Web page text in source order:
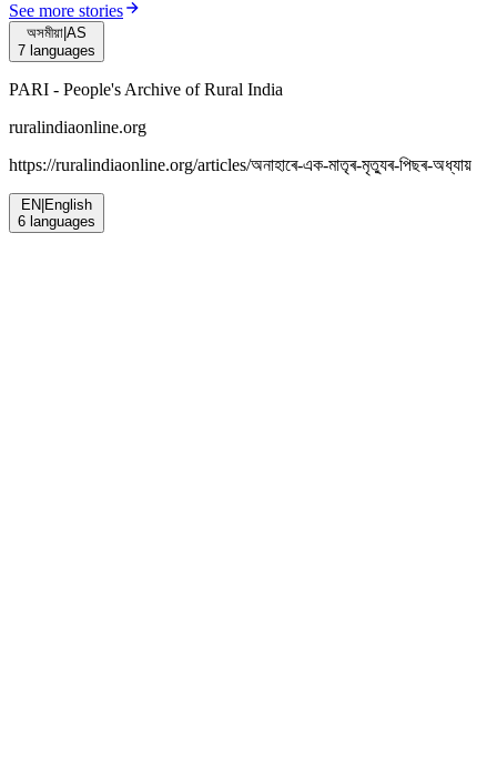
See more stories
অসমীয়া AS
7 languages
PARI - People's Archive of Rural India
ruralindiaonline.org
https://ruralindiaonline.org/articles/অনাহাৰে-এক-মাতৃৰ-মৃত্যুৰ-পিছৰ-অধ্যায়
EN English
6 languages